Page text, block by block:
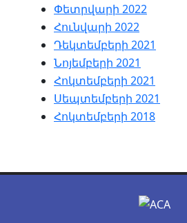
Փետրվարի 2022
Հունվարի 2022
Դեկտեմբերի 2021
Նոյեմբերի 2021
Հոկտեմբերի 2021
Սեպտեմբերի 2021
Հոկտեմբերի 2018